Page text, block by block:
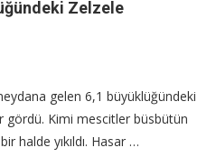
Zelzele
gelen 6,1 büyüklüğündeki
gördü. Kimi mescitler büsbütün
halde yıkıldı. Hasar …